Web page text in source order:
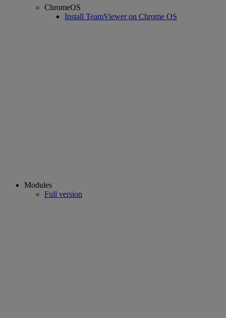
ChromeOS
Install TeamViewer on Chrome OS
Modules
Full version